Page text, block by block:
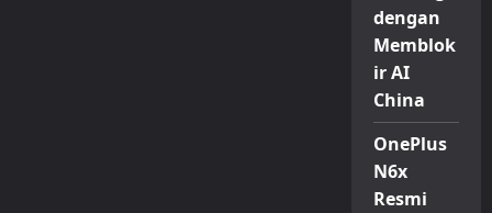
dengan
Memblok
ir AI
China
OnePlus
N6x
Resmi